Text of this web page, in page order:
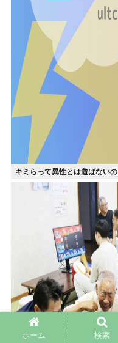
キミらって異性とは遊ばないの
ホーム 検索